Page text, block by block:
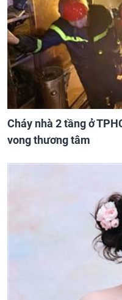
Cháy nhà 2 tầng ở
vong thương tâm